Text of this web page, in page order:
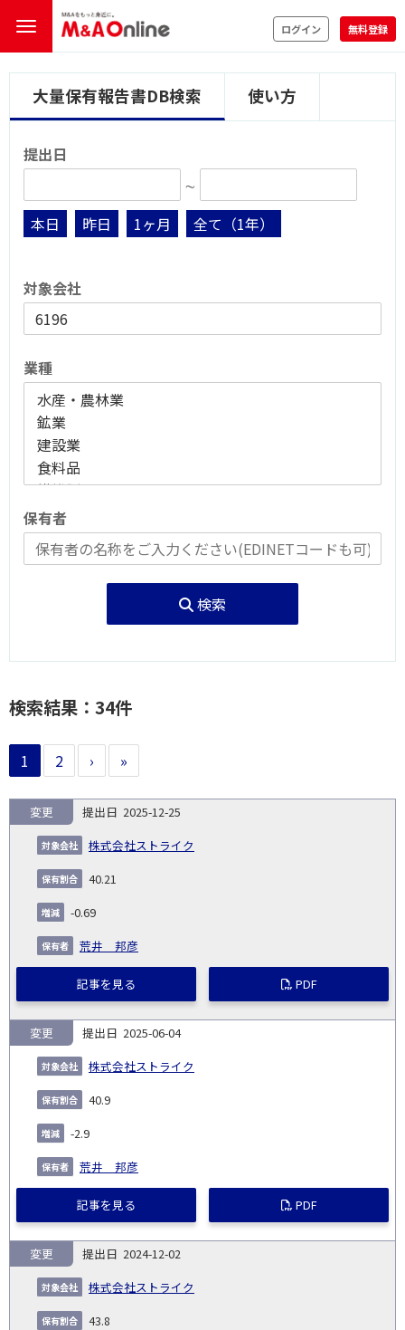
ログイン 無料登録
大量保有報告書DB検索 使い方
提出日
∼
本日
昨日 1ヶ月 全て（1年）
対象会社
業種
保有者
検索
検索結果：34件
1 2 › »
NO.
告
義
務
発
生
日
提
日
証券
対
2025-12-25
株式会社ストライク
変更
40.21
-0.69
荒井 邦彦
記事を見る PDF
2025-06-04
株式会社ストライク
変更
40.9
-2.9
荒井 邦彦
記事を見る PDF
2024-12-02
株式会社ストライク
変更
43.8